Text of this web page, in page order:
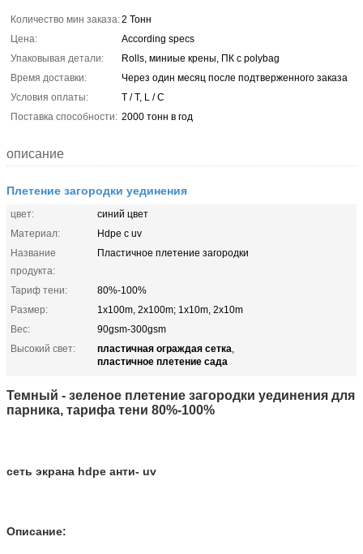
Количество мин заказа:2 Тонн
Цена:
According specs
Упаковывая детали:
Rolls, миниые крены, ПК с polybag
Время доставки:
Через один месяц после подтверженного заказа
Условия оплаты:
T / T, L / C
Поставка способности: 2000 тонн в год
описание
Плетение загородки уединения
цвет:
синий цвет
Материал:
Hdpe с uv
Название
продукта:
Пластичное плетение загородки
Тариф тени:
80%-100%
Размер:
1x100m, 2x100m; 1x10m, 2x10m
Вес:
90gsm-300gsm
Высокий свет:
пластичная ограждая сетка,
пластичное плетение сада
Темный - зеленое плетение загородки уединения для
парника, тарифа тени 80%-100%
сеть экрана hdpe анти- uv
Описание: